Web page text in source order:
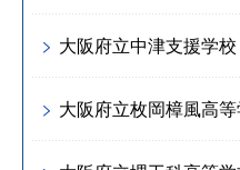
大阪府立中津支援学校
大阪府立枚岡樟風高